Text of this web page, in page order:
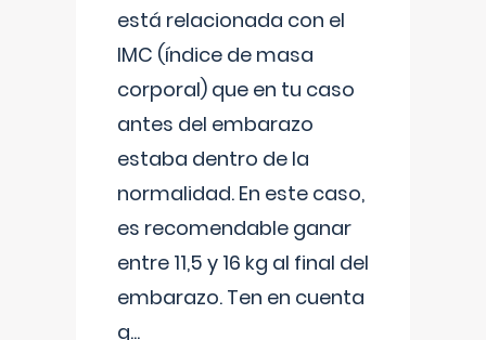
está relacionada con el
IMC (índice de masa
corporal) que en tu caso
antes del embarazo
estaba dentro de la
normalidad. En este caso,
es recomendable ganar
entre 11,5 y 16 kg al final del
embarazo. Ten en cuenta
q...